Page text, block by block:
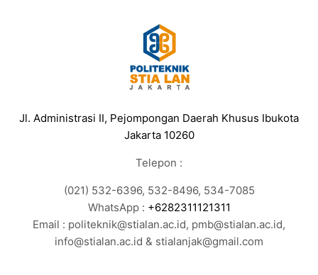
Jl. Administrasi II, Pejompongan Daerah Khusus Ibukota
Jakarta 10260
Telepon :
(021) 532-6396, 532-8496, 534-7085
WhatsApp : +6282311121311
Email : politeknik@stialan.ac.id, pmb@stialan.ac.id,
info@stialan.ac.id & stialanjak@gmail.com